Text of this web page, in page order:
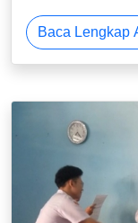
Baca Lengkap